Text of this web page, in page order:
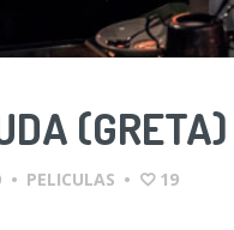
(GRETA)
• PELICULAS • 19